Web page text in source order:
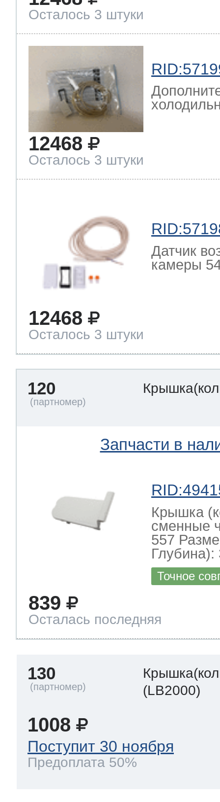
Осталось 3 штуки
12468
Осталось 3 штуки
Датчик
камеры
12468
Осталось 3 штуки
120
Запчасти в
Крышка
сменные
557
Глубина):
Точное
839
Осталась последняя
130
(LB2000)
1008
Поступит 30 ноября
Предоплата 50%